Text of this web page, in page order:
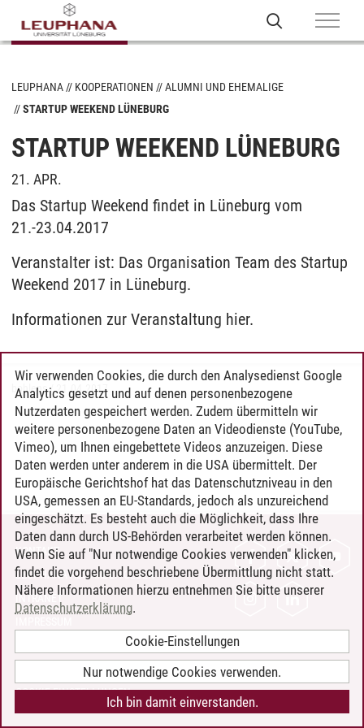
LEUPHANA KOOPERATIONEN
ALUMNI UND EHEMALIGE
STARTUP WEEKEND LÜNEBURG
STARTUP WEEKEND LÜNEBURG
21. APR.
Das Startup Weekend findet in Lüneburg vom
21.-23.04.2017
Veranstalter ist: Das Organisation Team des Startup
Weekend 2017 in Lüneburg.
Informationen zur Veranstaltung hier.
bohlens/21.04.2017
KONTAKT
LEUPHANA ALS ARBEITGEBER
INTRANET
BARRIEREFREIHEIT
COOKIE-EINSTELLUNGEN
Wir verwenden Cookies, die durch den Analysedienst Google
Analytics gesetzt und auf denen personenbezogene
Nutzerdaten gespeichert werden. Zudem übermitteln wir
weitere personenbezogene Daten an Videodienste (YouTube,
Vimeo), um Ihnen eingebettete Videos anzuzeigen. Diese
Daten werden unter anderem in die USA übermittelt. Der
Europäische Gerichtshof hat das Datenschutzniveau in den
USA, gemessen an EU-Standards, jedoch als unzureichend
eingeschätzt. Es besteht auch die Möglichkeit, dass Ihre
Daten dann durch US-Behörden verarbeitet werden können.
Wenn Sie auf "Nur notwendige Cookies verwenden" klicken,
findet die vorgehend beschriebene Übermittlung nicht statt.
Nähere Informationen hierzu entnehmen Sie bitte unserer
Datenschutzerklärung.
Cookie-Einstellungen
Nur notwendige Cookies verwenden.
Ich bin damit einverstanden.